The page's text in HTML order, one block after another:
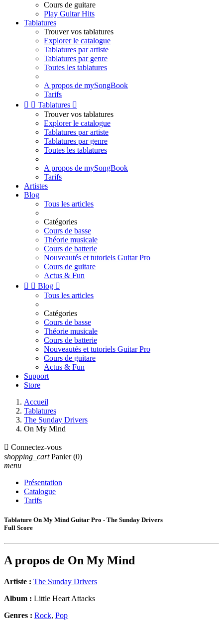
Cours de guitare
Play Guitar Hits
Tablatures
Trouver vos tablatures
Explorer le catalogue
Tablatures par artiste
Tablatures par genre
Toutes les tablatures
A propos de mySongBook
Tarifs
  Tablatures 
Trouver vos tablatures
Explorer le catalogue
Tablatures par artiste
Tablatures par genre
Toutes les tablatures
A propos de mySongBook
Tarifs
Artistes
Blog
Tous les articles
Catégories
Cours de basse
Théorie musicale
Cours de batterie
Nouveautés et tutoriels Guitar Pro
Cours de guitare
Actus & Fun
  Blog 
Tous les articles
Catégories
Cours de basse
Théorie musicale
Cours de batterie
Nouveautés et tutoriels Guitar Pro
Cours de guitare
Actus & Fun
Support
Store
Accueil
Tablatures
The Sunday Drivers
On My Mind
 Connectez-vous
shopping_cart Panier (0)
menu
Présentation
Catalogue
Tarifs
Tablature On My Mind Guitar Pro - The Sunday Drivers
Full Score
A propos de On My Mind
Artiste : The Sunday Drivers
Album : Little Heart Attacks
Genres : Rock, Pop